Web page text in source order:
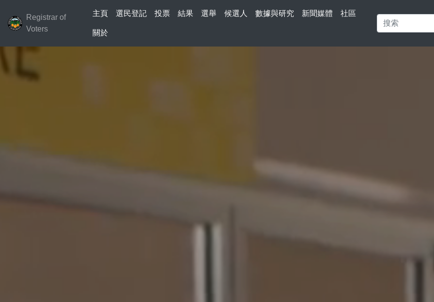
Registrar of
Voters
主頁 選民登記 投票 結果 選舉 候選人 數據與研究 新聞媒體 社區
關於